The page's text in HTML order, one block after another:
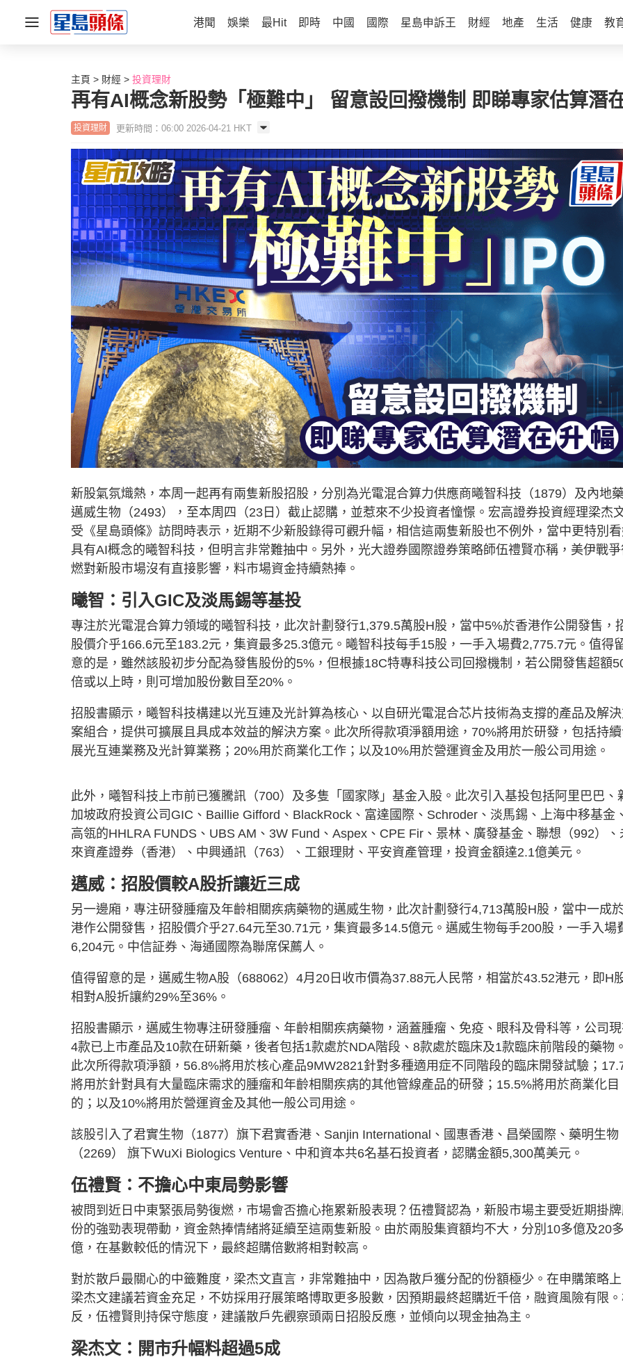
港聞 娛樂 最Hit 即時 中國 國際 星島申訴王 財經 地產 生活 健康 教
主頁 財經 投資理財
再有AI概念新股勢「極難中」 留意設回撥機制 即睇專家估算潛
投資理財 更新時間：06:00 2026-04-21 HKT
新股氣氛熾熱，本周一起再有兩隻新股招股，分別為光電混合算力供應商曦智科技（1879）及內地
邁威生物（2493），至本周四（23日）截止認購，並惹來不少投資者憧憬。宏高證券投資經理梁杰
受《星島頭條》訪問時表示，近期不少新股錄得可觀升幅，相信這兩隻新股也不例外，當中更特別
具有AI概念的曦智科技，但明言非常難抽中。另外，光大證券國際證券策略師伍禮賢亦稱，美伊戰爭
燃對新股市場沒有直接影響，料市場資金持續熱捧。
曦智：引入GIC及淡馬錫等基投
專注於光電混合算力領域的曦智科技，此次計劃發行1,379.5萬股H股，當中5%於香港作公開發售，
股價介乎166.6元至183.2元，集資最多25.3億元。曦智科技每手15股，一手入場費2,775.7元。值得
意的是，雖然該股初步分配為發售股份的5%，但根據18C特專科技公司回撥機制，若公開發售超額
倍或以上時，則可增加股份數目至20%。
招股書顯示，曦智科技構建以光互連及光計算為核心、以自研光電混合芯片技術為支撐的產品及解
案組合，提供可擴展且具成本效益的解決方案。此次所得款項淨額用途，70%將用於研發，包括持
展光互連業務及光計算業務；20%用於商業化工作；以及10%用於營運資金及用於一般公司用途。
此外，曦智科技上市前已獲騰訊（700）及多隻「國家隊」基金入股。此次引入基投包括阿里巴巴、
加坡政府投資公司GIC、Baillie Gifford、BlackRock、富達國際、Schroder、淡馬錫、上海中移基金、
高瓴的HHLRA FUNDS、UBS AM、3W Fund、Aspex、CPE Fir、景林、廣發基金、聯想（992）、
來資產證券（香港）、中興通訊（763）、工銀理財、平安資產管理，投資金額達2.1億美元。
邁威：招股價較A股折讓近三成
另一邊廂，專注研發腫瘤及年齡相關疾病藥物的邁威生物，此次計劃發行4,713萬股H股，當中一成
港作公開發售，招股價介乎27.64元至30.71元，集資最多14.5億元。邁威生物每手200股，一手入場
6,204元。中信証券、海通國際為聯席保薦人。
值得留意的是，邁威生物A股（688062）4月20日收市價為37.88元人民幣，相當於43.52港元，即H
相對A股折讓約29%至36%。
招股書顯示，邁威生物專注研發腫瘤、年齡相關疾病藥物，涵蓋腫瘤、免疫、眼科及骨科等，公司
4款已上市產品及10款在研新藥，後者包括1款處於NDA階段、8款處於臨床及1款臨床前階段的藥物。
此次所得款項淨額，56.8%將用於核心產品9MW2821針對多種適用症不同階段的臨床開發試驗；
將用於針對具有大量臨床需求的腫瘤和年齡相關疾病的其他管線產品的研發；15.5%將用於商業化目
的；以及10%將用於營運資金及其他一般公司用途。
該股引入了君實生物（1877）旗下君實香港、Sanjin International、國惠香港、昌榮國際、藥明生物
（2269） 旗下WuXi Biologics Venture、中和資本共6名基石投資者，認購金額5,300萬美元。
伍禮賢：不擔心中東局勢影響
被問到近日中東緊張局勢復燃，市場會否擔心拖累新股表現？伍禮賢認為，新股市場主要受近期掛
份的強勁表現帶動，資金熱捧情緒將延續至這兩隻新股。由於兩股集資額均不大，分別10多億及20多
億，在基數較低的情況下，最終超購倍數將相對較高。
對於散戶最關心的中籤難度，梁杰文直言，非常難抽中，因為散戶獲分配的份額極少。在申購策略上
梁杰文建議若資金充足，不妨採用孖展策略博取更多股數，因預期最終超購近千倍，融資風險有限。
反，伍禮賢則持保守態度，建議散戶先觀察頭兩日招股反應，並傾向以現金抽為主。
梁杰文：開市升幅料超過5成